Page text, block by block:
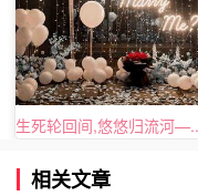
生死轮回间,悠悠归流河
相关文章